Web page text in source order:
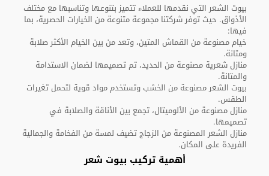
بيوت الشعر التي نقدمها للعملاء تتميز بتنوعها وتناسبها مع مختلف
الأذواق. حيث توفر شركتنا مجموعة متنوعة من الخيارات الحصرية، بما
فيها:
خيام مصنوعة من القماش المتين، وتعد من بين الخيام الأكثر صلابة
ومتانة.
منازل شعرية مصنوعة من الحديد، تم تصميمها لضمان الاستدامة
والمتانة.
بيوت الشعر مصنوعة من الخشب وتستخدم مواد قوية لتحمل تغيرات
الطقس.
منازل مصنوعة من الألوميتال، تجمع بين الأناقة والصلابة في
تصميمها.
منازل الشعر المصنوعة من الزجاج تضيف لمسة من الفخامة والجمالية
الفريدة على المكان.
أهمية تركيب بيوت شعر